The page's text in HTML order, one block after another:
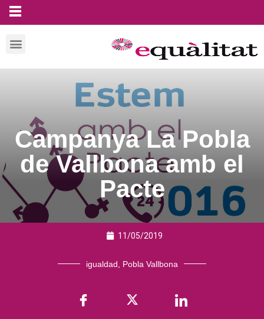
Campanya La Pobla
de Vallbona amb el
Pacte
11/05/2019
igualdad Pobla Vallbona